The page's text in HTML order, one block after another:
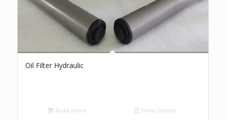
Oil Filter Hydraulic
Read more Show Details